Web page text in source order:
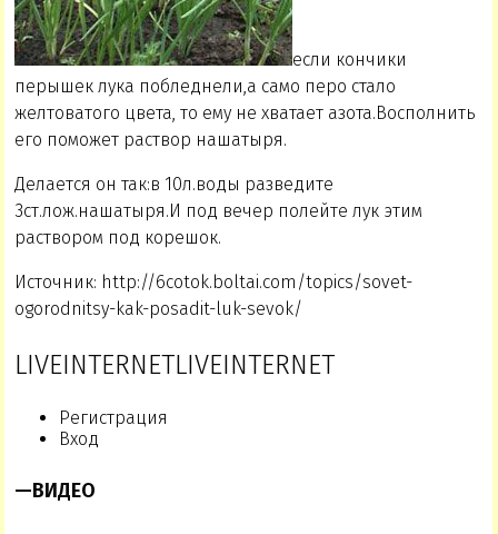
если кончики
перышек лука побледнели,а само перо стало
желтоватого цвета, то ему не хватает азота.Восполнить
его поможет раствор нашатыря.
Делается он так:в 10л.воды разведите
3ст.лож.нашатыря.И под вечер полейте лук этим
раствором под корешок.
Источник: http://6cotok.boltai.com/topics/sovet-
ogorodnitsy-kak-posadit-luk-sevok/
LIVEINTERNETLIVEINTERNET
Регистрация
Вход
—ВИДЕО